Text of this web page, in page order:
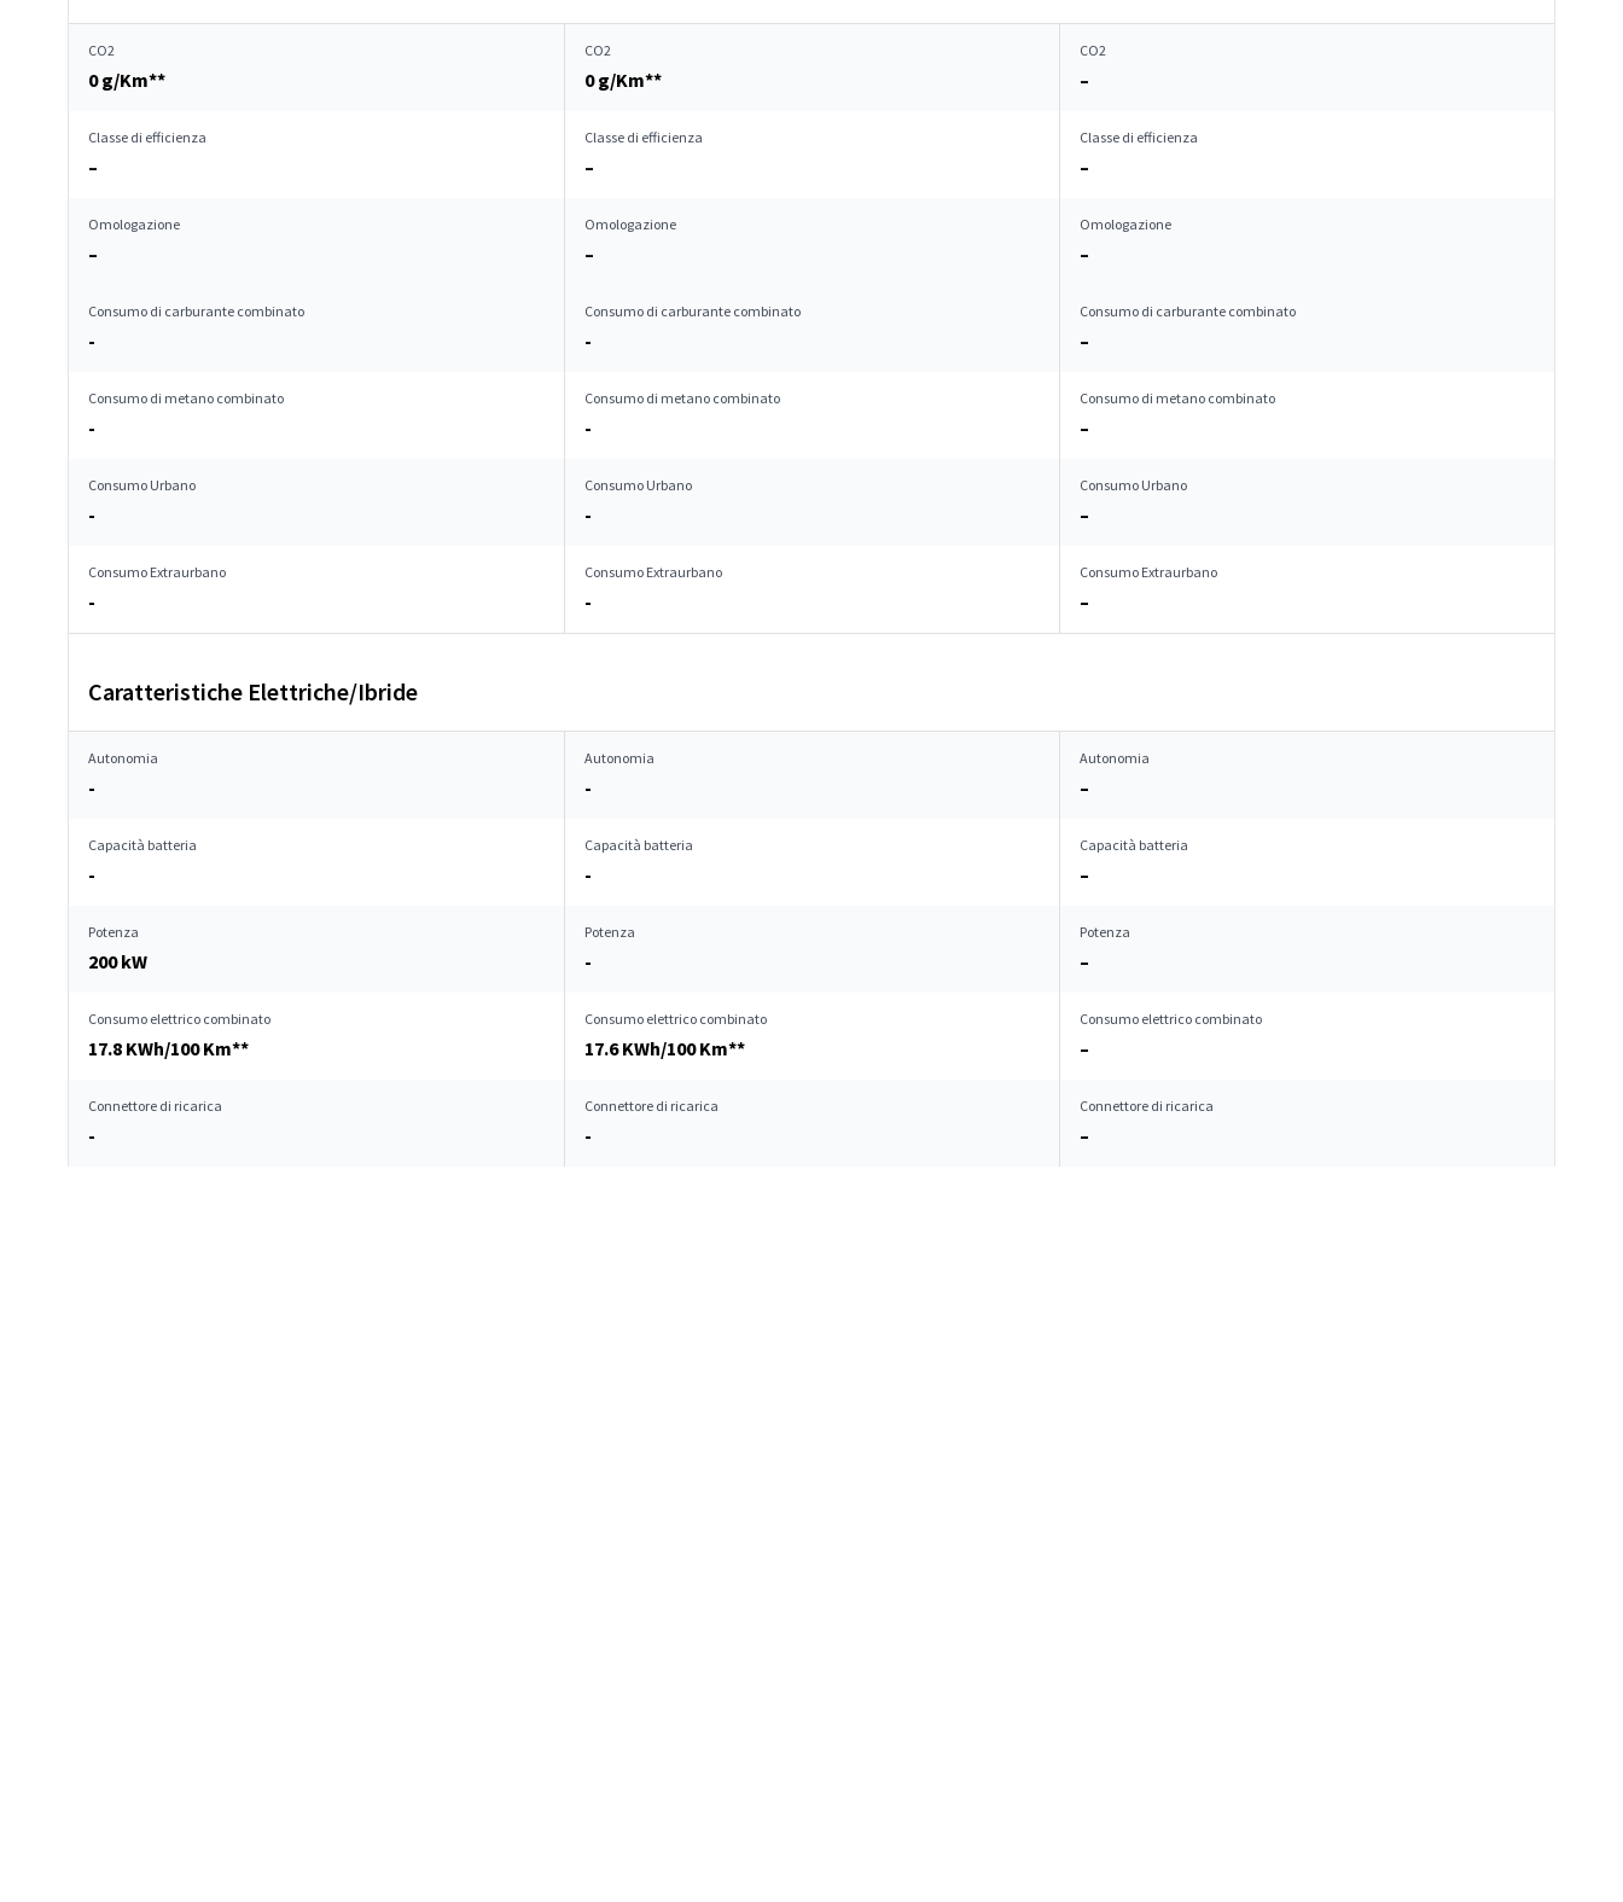
CO2
0 g/Km**
CO2
0 g/Km**
CO2
–
Classe di efficienza
–
Classe di efficienza
–
Classe di efficienza
–
Omologazione
–
Omologazione
–
Omologazione
–
Consumo di carburante combinato
-
Consumo di carburante combinato
-
Consumo di carburante combinato
–
Consumo di metano combinato
-
Consumo di metano combinato
-
Consumo di metano combinato
–
Consumo Urbano
-
Consumo Urbano
-
Consumo Urbano
–
Consumo Extraurbano
-
Consumo Extraurbano
-
Consumo Extraurbano
–
Caratteristiche Elettriche/Ibride
Autonomia
-
Autonomia
-
Autonomia
–
Capacità batteria
-
Capacità batteria
-
Capacità batteria
–
Potenza
200 kW
Potenza
-
Potenza
–
Consumo elettrico combinato
17.8 KWh/100 Km**
Consumo elettrico combinato
17.6 KWh/100 Km**
Consumo elettrico combinato
–
Connettore di ricarica
-
Connettore di ricarica
-
Connettore di ricarica
–